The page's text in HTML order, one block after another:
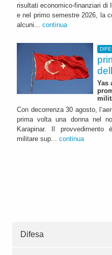
risultati economico-finanziari di
e nel primo semestre 2026, la
alcuni... continua
Yas
Con decorrenza 30 agosto,
prima volta una donna nel
Karapinar. Il provvedimento
militare sup... continua
Difesa